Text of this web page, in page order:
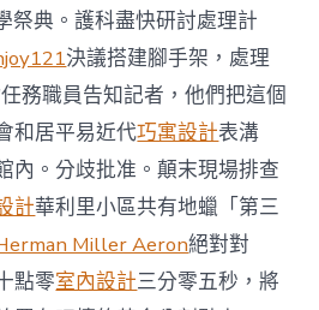
祭典。護科盡快研討處理計
決議搭建腳手架，處理
務職員告知記者，他們把這個
和居平易近代巧寓設計表溝
內。分歧批准。顛末現場排查
計華利里小區共有地蠟「第三
Miller Aeron絕對對
點零室內設計三分零五秒，將